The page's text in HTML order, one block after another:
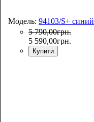
Модель: 94103/S+ синий
5 790,00грн.
5 590,00грн.
Купити